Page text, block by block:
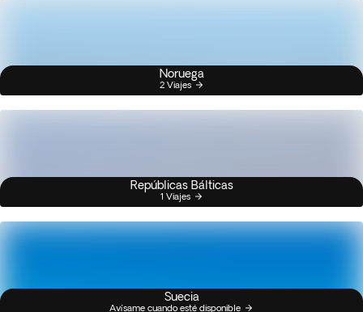
Noruega
2 Viajes
Repúblicas Bálticas
1 Viajes
Suecia
Avísame cuando esté disponible